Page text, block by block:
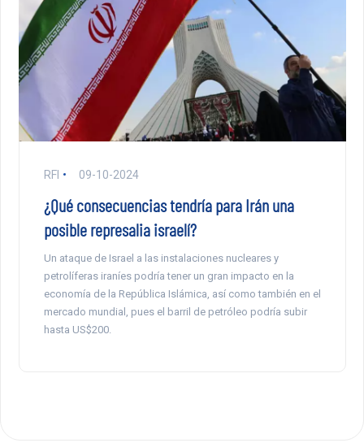
RFI 09-10-2024
¿Qué consecuencias tendría para Irán una
posible represalia israelí?
Un ataque de Israel a las instalaciones nucleares y
petrolíferas iraníes podría tener un gran impacto en la
economía de la República Islámica, así como también en el
mercado mundial, pues el barril de petróleo podría subir
hasta US$200.